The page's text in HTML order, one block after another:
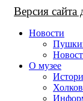
Версия сайта
Новости
О музее